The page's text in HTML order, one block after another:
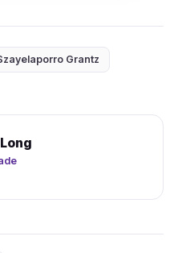
Grantz